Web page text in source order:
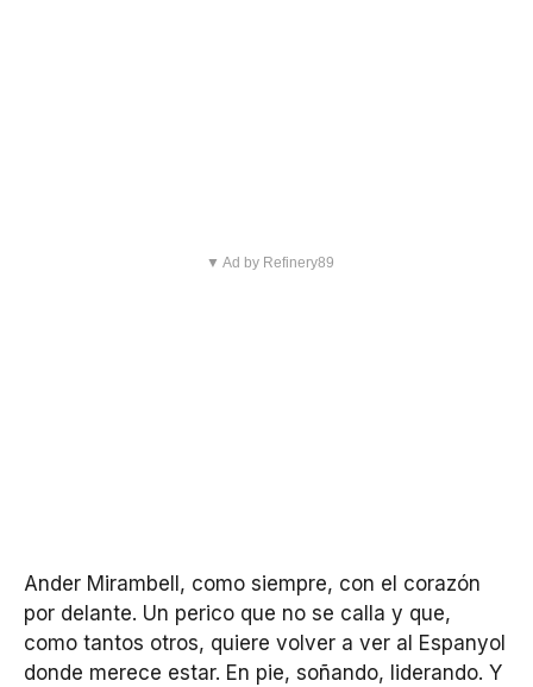
▼ Ad by Refinery89
Ander Mirambell, como siempre, con el corazón
por delante. Un perico que no se calla y que,
como tantos otros, quiere volver a ver al Espanyol
donde merece estar. En pie, soñando, liderando. Y